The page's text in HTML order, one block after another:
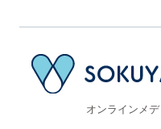
オンラインメ